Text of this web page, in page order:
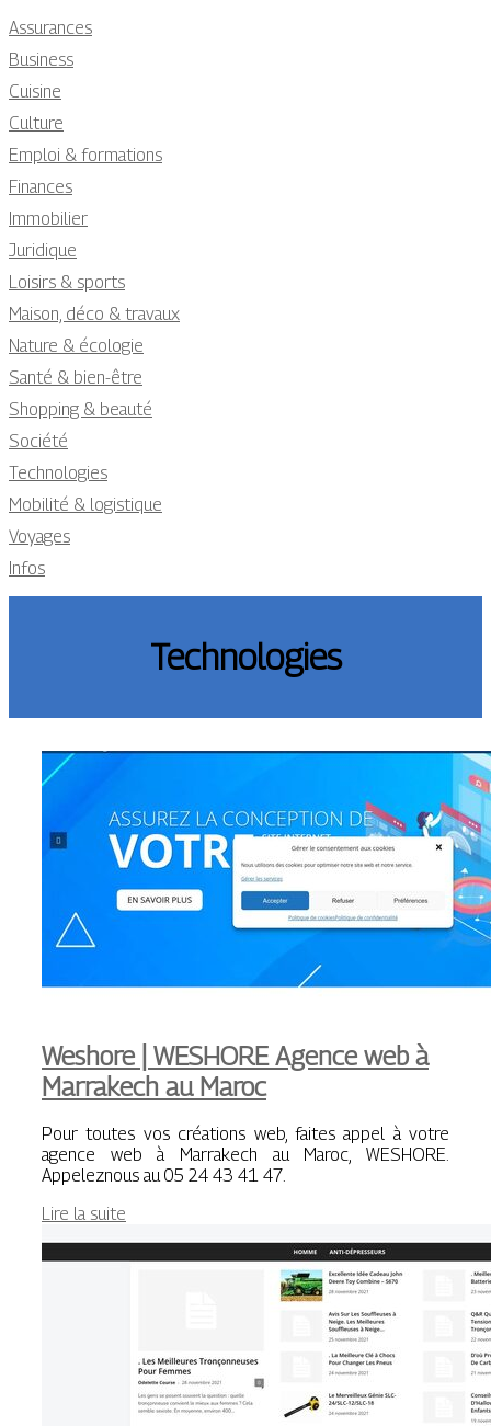
Assurances
Business
Cuisine
Culture
Emploi & formations
Finances
Immobilier
Juridique
Loisirs & sports
Maison, déco & travaux
Nature & écologie
Santé & bien-être
Shopping & beauté
Société
Technologies
Mobilité & logistique
Voyages
Infos
Technologies
Weshore | WESHORE Agence web à
Marrakech au Maroc
Pour toutes vos créations web, faites appel à votre
agence web à Marrakech au Maroc, WESHORE.
Appeleznous au 05 24 43 41 47.
Lire la suite